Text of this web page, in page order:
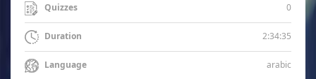
Quizzes 0
Duration 2:34:35
Language arabic